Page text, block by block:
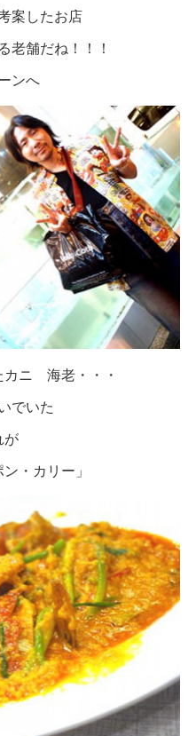
案したお店
老舗だね！！！
ンへ
ニ 海老・・・
でいた
が
・カリー」